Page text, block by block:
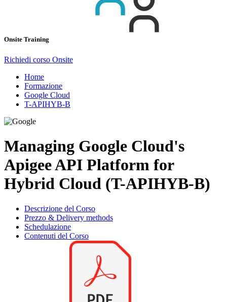
Onsite Training
Richiedi corso Onsite
Home
Formazione
Google Cloud
T-APIHYB-B
Managing Google Cloud's
Apigee API Platform for
Hybrid Cloud (T-APIHYB-B)
Descrizione del Corso
Prezzo & Delivery methods
Schedulazione
Contenuti del Corso